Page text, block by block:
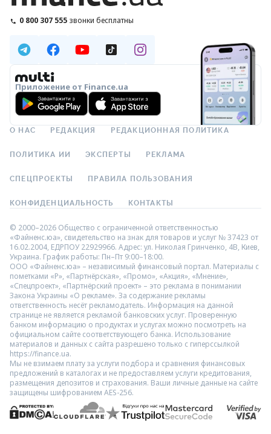
0 800 307 555 звонки бесплатны
Приложение от Finance.ua
О НАС РЕДАКЦИЯ РЕДАКЦИОННАЯ ПОЛИТИКА
ПОЛИТИКА ИИ ЭКСПЕРТЫ РЕКЛАМА
СПЕЦПРОЕКТЫ ПРАВИЛА ПОЛЬЗОВАНИЯ
КОНФИДЕНЦИАЛЬНОСТЬ КОНТАКТЫ
© 2000–2026 Общество с ограниченной ответственностью
«Файненс.юа», свидетельство на знак для товаров и услуг № 37423 от
16.02.2004, ЕДРПОУ 22929966. Адрес: ул. Николая Гринченко, 4В, Киев,
Украина. График работы: Пн–Пт 9:00–18:00.
ООО «Файненс.юа» – независимый финансовый портал. Материалы с
пометками «Р», «Партнёрская», «Промо», «Акция», «Мнение»,
«Спецпроект», «Партнёрский проект» – это реклама в понимании
Закона Украины «О рекламе». За содержание рекламы
ответственность несёт рекламодатель. Информация на данной
странице не является рекламой банковских услуг. Проверенную
банком информацию о продуктах и услугах можно посмотреть на
официальном сайте соответствующего банка. Использование
материалов и данных с сайта разрешено только с гиперссылкой
https://finance.ua.
Мы не взимаем плату за услуги подбора и сравнения финансовых
предложений в каталогах и не предоставляем услуги кредитования,
размещения депозитов и страхования. Ваши личные данные на сайте
защищены шифрованием AES-256.